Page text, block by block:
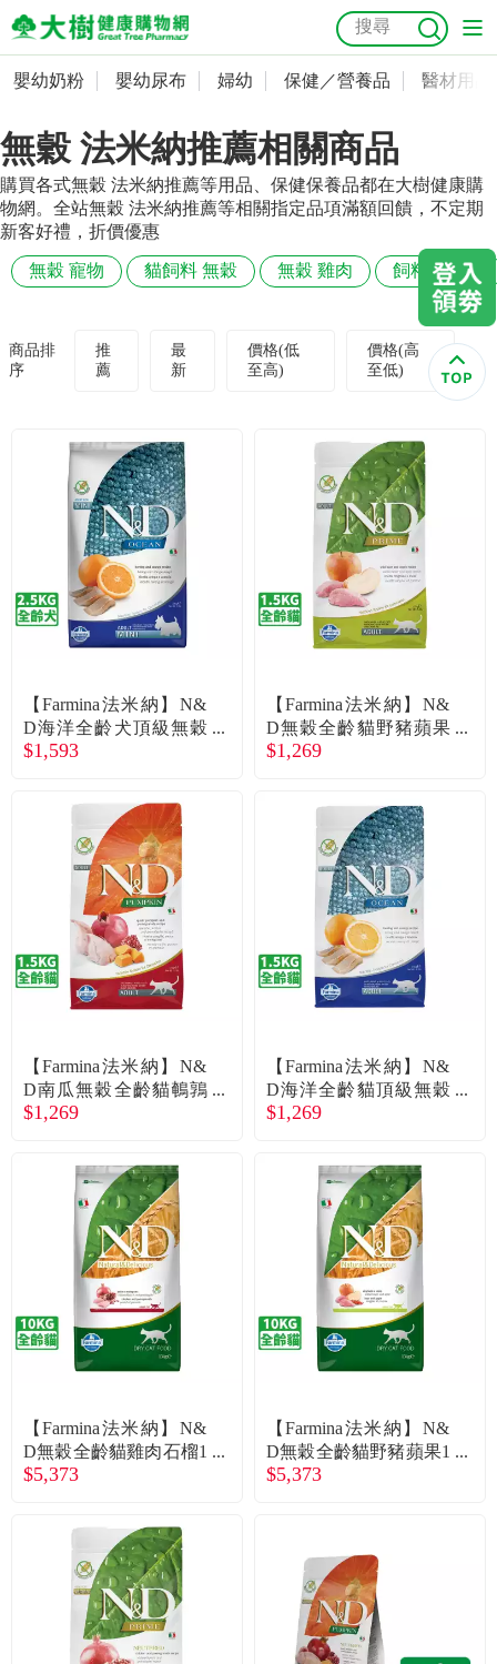
嬰幼奶粉
嬰幼尿布
婦幼
保健／營養品
美容／個人清潔
食品／健康食補
名人嚴選
優惠活動
關於我們
常見問題
折價券、紅利說明
抗菌 尿布 大樹獨家 益生菌 魚油 幼兒米餅
奶瓶奶嘴
會員資料及密碼修改
常用收件人清單
訂單查詢
收藏清單
優惠券領取
優惠券查詢
嬰幼奶粉 嬰幼尿布 婦幼 保健／營養品 醫材用品
無穀 法米納推薦相關商品
購買各式無穀 法米納推薦等用品、保健保養品都在大樹健康購
物網。全站無穀 法米納推薦等相關指定品項滿額回饋，不定期
新客好禮，折價優惠
無穀 寵物 貓飼料 無穀 無穀 雞肉 飼料 無穀
商品排
序
推
薦
最
新
價格(低
至高)
價格(高
至低)
【Farmina法米納】N&
D海洋全齡犬頂級無穀
鯡魚甜橙小顆粒2.5kg
$1,593
【Farmina法米納】N&
D無穀全齡貓野豬蘋果
1.5kg
$1,269
【Farmina法米納】N&
D南瓜無穀全齡貓鵪鶉
石榴1.5kg
$1,269
【Farmina法米納】N&
D海洋全齡貓頂級無穀
鯡魚甜橙1.5kg
$1,269
【Farmina法米納】N&
D無穀全齡貓雞肉石榴1
0kg
$5,373
【Farmina法米納】N&
D無穀全齡貓野豬蘋果1
0kg
$5,373